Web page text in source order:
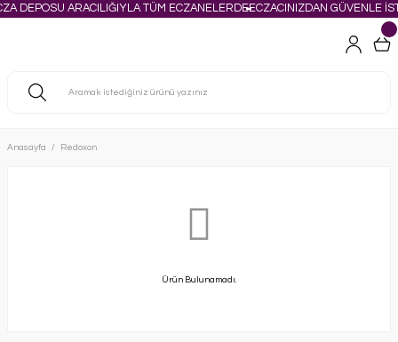
DEPOSU ARACILIĞIYLA TÜM ECZANELERDEECZACINIZDAN GÜVENLE
Anasayfa Redoxon
Ürün Bulunamadı.